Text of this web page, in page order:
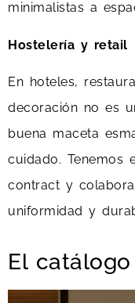
minimalistas a
Hostelería y retail
En hoteles,
decoración no es
buena maceta
cuidado. Tenemos
contract y
uniformidad y
El